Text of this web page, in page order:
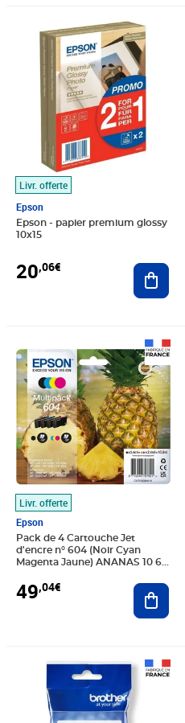
Livr. offerte
Epson
Epson - papier premium glossy
10x15
20,06€
Prix 20,06€
Livr. offerte
Epson
Pack de 4 Cartouche Jet
d'encre n° 604 (Noir Cyan
Magenta Jaune) ANANAS 10 6
49,04€
Prix 49,04€
Prix 27,03€